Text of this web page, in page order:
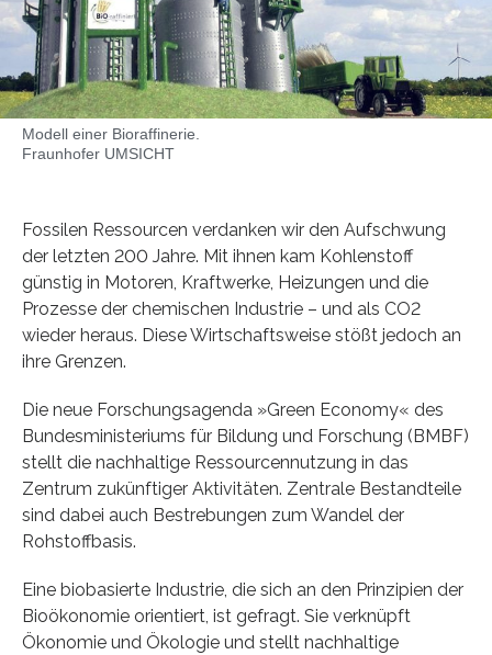
Modell einer Bioraffinerie.
Fraunhofer UMSICHT
Fossilen Ressourcen verdanken wir den Aufschwung
der letzten 200 Jahre. Mit ihnen kam Kohlenstoff
günstig in Motoren, Kraftwerke, Heizungen und die
Prozesse der chemischen Industrie – und als CO2
wieder heraus. Diese Wirtschaftsweise stößt jedoch an
ihre Grenzen.
Die neue Forschungsagenda »Green Economy« des
Bundesministeriums für Bildung und Forschung (BMBF)
stellt die nachhaltige Ressourcennutzung in das
Zentrum zukünftiger Aktivitäten. Zentrale Bestandteile
sind dabei auch Bestrebungen zum Wandel der
Rohstoffbasis.
Eine biobasierte Industrie, die sich an den Prinzipien der
Bioökonomie orientiert, ist gefragt. Sie verknüpft
Ökonomie und Ökologie und stellt nachhaltige